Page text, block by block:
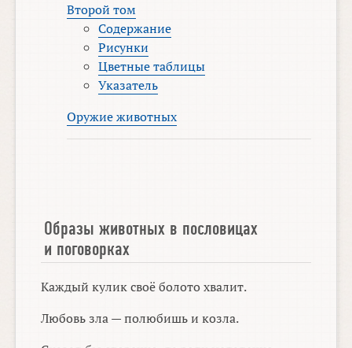
Второй том
Содержание
Рисунки
Цветные таблицы
Указатель
Оружие животных
Образы животных в пословицах
и поговорках
Каждый кулик своё болото хвалит.
Любовь зла — полюбишь и козла.